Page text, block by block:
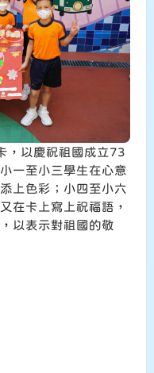
，以慶祝祖國成立73
一至小三學生在心意
上色彩；小四至小六
在卡上寫上祝福語，
以表示對祖國的敬